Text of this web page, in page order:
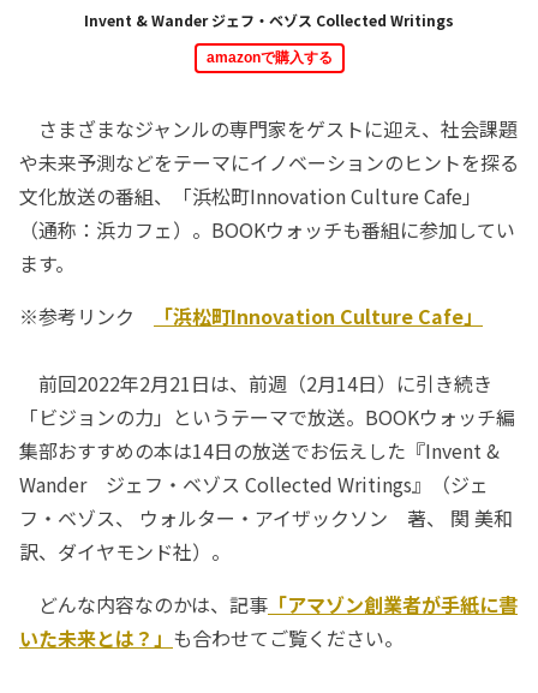
Invent & Wander ジェフ・ベゾス Collected Writings
amazonで購入する
さまざまなジャンルの専門家をゲストに迎え、社会課題
や未来予測などをテーマにイノベーションのヒントを探る
文化放送の番組、「浜松町Innovation Culture Cafe」
（通称：浜カフェ）。BOOKウォッチも番組に参加してい
ます。
※参考リンク
「浜松町Innovation Culture Cafe」
前回2022年2月21日は、前週（2月14日）に引き続き
「ビジョンの力」というテーマで放送。BOOKウォッチ編
集部おすすめの本は14日の放送でお伝えした『Invent &
Wander ジェフ・ベゾス Collected Writings』（ジェ
フ・ベゾス、 ウォルター・アイザックソン 著、 関 美和
訳、ダイヤモンド社）。
どんな内容なのかは、記事 「アマゾン創業者が手紙に書
いた未来とは？」 も合わせてご覧ください。